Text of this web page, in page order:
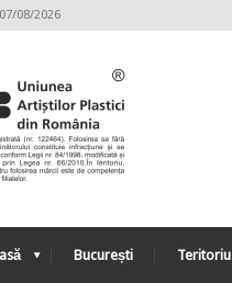
08/2026
București Teritoriu